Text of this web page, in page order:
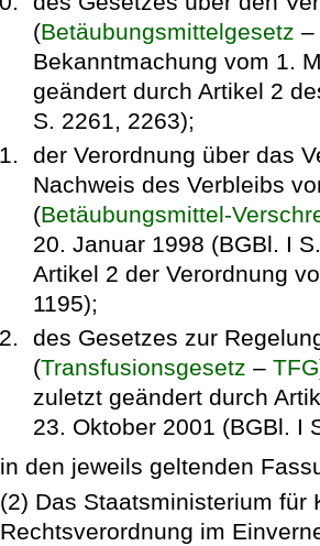
(Betäubungsmittelgesetz –
Bekanntmachung vom 1.
geändert durch Artikel 2
S. 2261, 2263);
der Verordnung über das
Nachweis des Verbleibs
(Betäubungsmittel-
20. Januar 1998 (BGBl. I
Artikel 2 der Verordnung
1195);
des Gesetzes zur
(Transfusionsgesetz – TFG
zuletzt geändert durch
23. Oktober 2001 (BGBl. I
in den jeweils geltenden
(2) Das Staatsministerium für
Rechtsverordnung im